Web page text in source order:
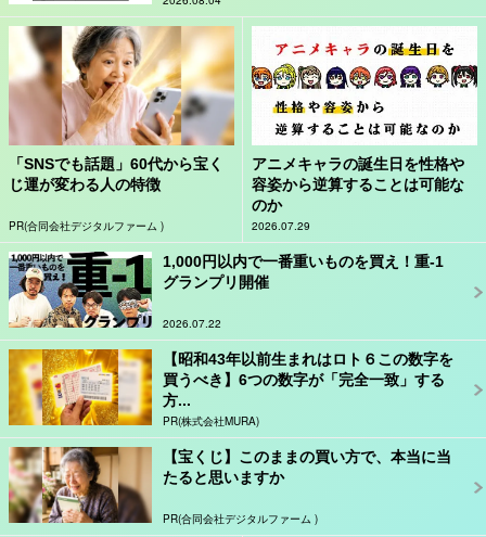
「SNSでも話題」60代から宝く
じ運が変わる人の特徴
PR(合同会社デジタルファーム )
アニメキャラの誕生日を性格や
容姿から逆算することは可能な
のか
2026.07.29
1,000円以内で一番重いものを買え！重-1
グランプリ開催
2026.07.22
【昭和43年以前生まれはロト６この数字を
買うべき】6つの数字が「完全一致」する
方...
PR(株式会社MURA)
【宝くじ】このままの買い方で、本当に当
たると思いますか
PR(合同会社デジタルファーム )